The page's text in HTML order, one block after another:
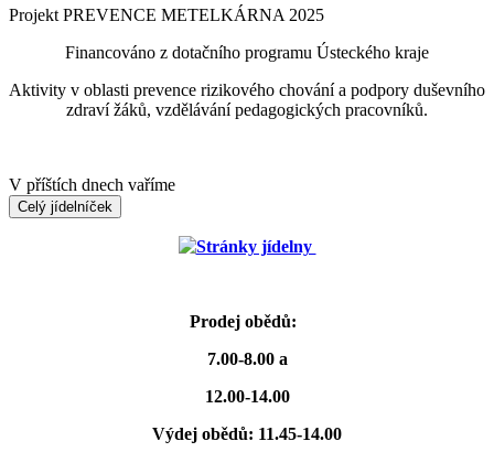
Projekt PREVENCE METELKÁRNA 2025
Financováno z dotačního programu Ústeckého kraje
Aktivity v oblasti prevence rizikového chování a podpory duševního
zdraví žáků, vzdělávání pedagogických pracovníků.
V příštích dnech vaříme
Celý jídelníček
Stránky jídelny
Prodej obědů:
7.00-8.00 a
12.00-14.00
Výdej obědů: 11.45-14.00